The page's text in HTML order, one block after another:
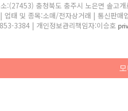
:(27453) 충청북도 충주시 노은면 솔고
태 및 종목:소매/전자상거래 | 통신판매
3384 | 개인정보관리책임자:이승호